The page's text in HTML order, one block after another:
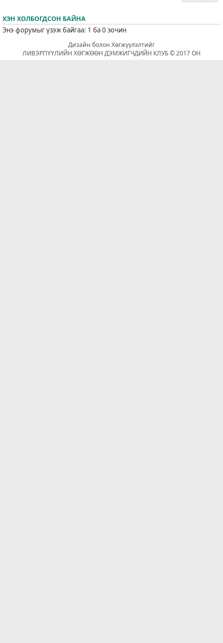
ХЭН ХОЛБОГДСОН БАЙНА
Энэ форумыг үзэж байгаа: 1 ба 0 зочин
Дизайн болон Хөгжүүлэлтийг
ЛИВЭРПҮҮЛИЙН ХӨГЖӨӨН ДЭМЖИГЧДИЙН КЛУБ © 2017 ОН